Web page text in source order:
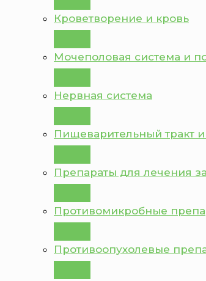
Кроветворение и кровь
Мочеполовая система и
Нервная система
Пищеварительный тракт
Препараты для лечения
Противомикробные
Противоопухолевые